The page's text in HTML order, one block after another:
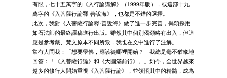
有限，七十五萬字的《入行論講解》（1999年版），或這部十九
萬字的《入菩薩行論釋·善說海》，也都是不錯的選擇。
此次，我對《入菩薩行論釋·善說海》做了進一步完善，偈頌採用
如石法師的最終譯稿進行出版。雖然其中個別偈頌略有出入，但這
應是參考藏、梵文原本不同所致，我也在文中進行了注解。
常有人問我：「想要學佛，應該從哪裡開始？」我總是毫不猶豫地
回答：「《入菩薩行論》和《大圓滿前行》。」如今，全世界越來
越多的修行人開始重視《入菩薩行論》，並領悟其中的精髓，成為